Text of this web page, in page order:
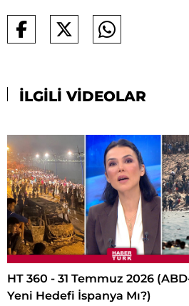
İLGİLİ VİDEOLAR
HT 360 - 31 Temmuz 2026
Yeni Hedefi İspanya Mı?)